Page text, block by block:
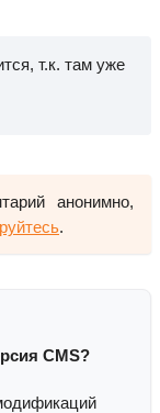
т.к. там уже
анонимно,
.
CMS?